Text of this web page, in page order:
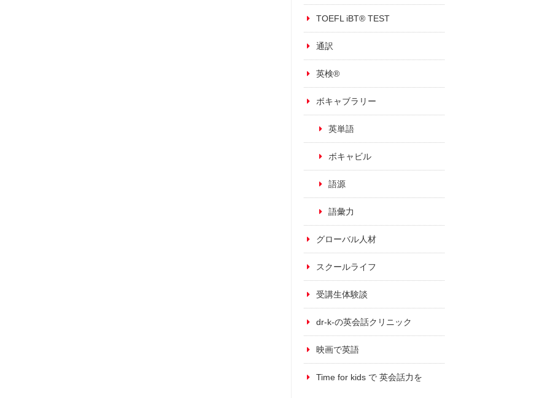
TOEFL iBT® TEST
通訳
英検®
ボキャブラリー
英単語
ボキャビル
語源
語彙力
グローバル人材
スクールライフ
受講生体験談
dr-k-の英会話クリニック
映画で英語
Time for kids で 英会話力を